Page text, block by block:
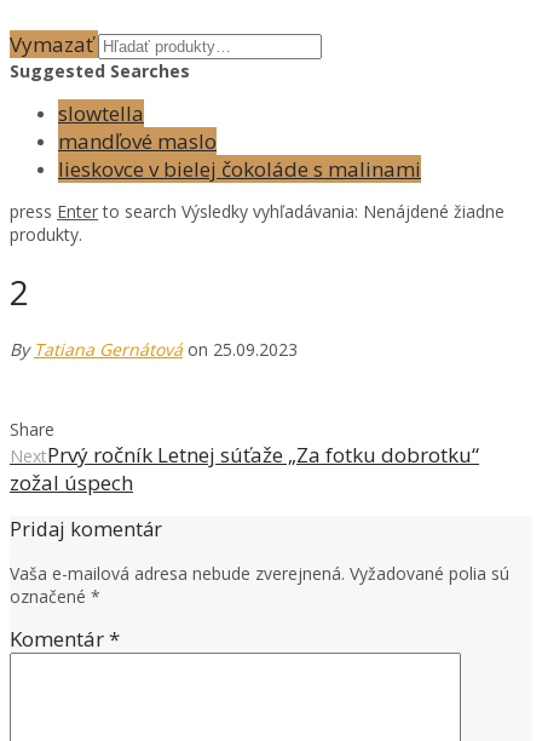
Vymazať
Suggested Searches
slowtella
mandľové maslo
lieskovce v bielej čokoláde s malinami
press Enterto search Výsledky vyhľadávania: Nenájdené žiadne
produkty.
2
By Tatiana Gernátová on 25.09.2023
Share
NextPrvý ročník Letnej súťaže „Za fotku dobrotku“
zožal úspech
Pridaj komentár
Vaša e-mailová adresa nebude zverejnená. Vyžadované polia sú
označené *
Komentár*